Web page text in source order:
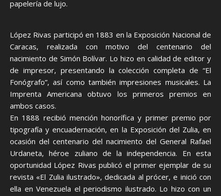
papelería de lujo.
López Rivas participó en 1883 en la Exposición Nacional de
Caracas, realizada con motivo del centenario del
nacimiento de Simón Bolívar. Lo hizo en calidad de editor y
de impresor, presentando la colección completa de “El
Fonógrafo”, así como también impresiones musicales. La
Imprenta Americana obtuvo los primeros premios en
ambos casos.
En 1888 recibió mención honorífica y primer premio por
tipografía y encuadernación, en la Exposición del Zulia, en
ocasión del centenario del nacimiento del General Rafael
Urdaneta, héroe zuliano de la independencia. En esta
oportunidad López Rivas publicó el primer ejemplar de su
revista «El Zulia ilustrado», dedicada al prócer, e inició con
ella en Venezuela el periodismo ilustrado. Lo hizo con un